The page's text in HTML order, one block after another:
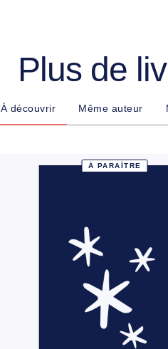
Plus de
À découvrir Même auteur
À PARAÎTRE